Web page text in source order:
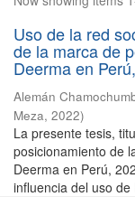
Uso de la red
de la marca de
Deerma en
Alemán
Meza, 2022)
La presente tesis,
posicionamiento de
Deerma en Perú,
influencia del uso